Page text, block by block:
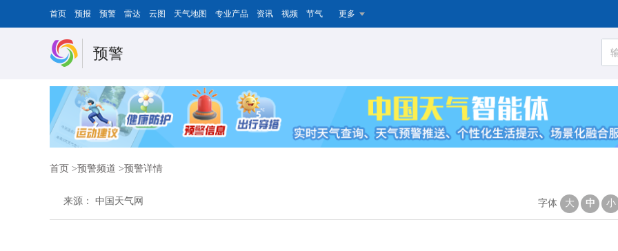
首页 预报 预警 雷达 云图 天气地图 专业产品 资讯 视频 节气 更多
预警
首页 >预警频道 >预警详情
字体 大 中 小
来源： 中国天气网